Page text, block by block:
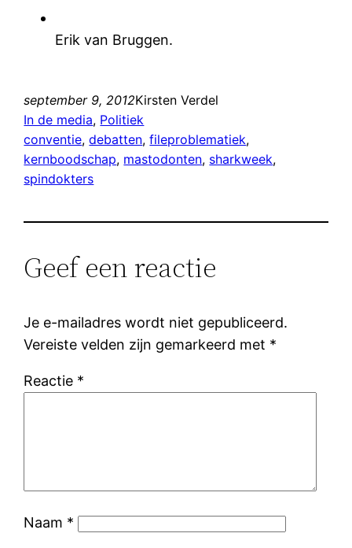
Erik van Bruggen.
september 9, 2012Kirsten Verdel
In de media, Politiek
conventie, debatten, fileproblematiek
kernboodschap, mastodonten, sharkweek
spindokters
Geef een reactie
Je e-mailadres wordt niet gepubliceerd.
Vereiste velden zijn gemarkeerd met *
Reactie *
Naam *